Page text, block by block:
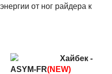
от ног райдера к
Хайбек -
ASYM-FR(NEW)